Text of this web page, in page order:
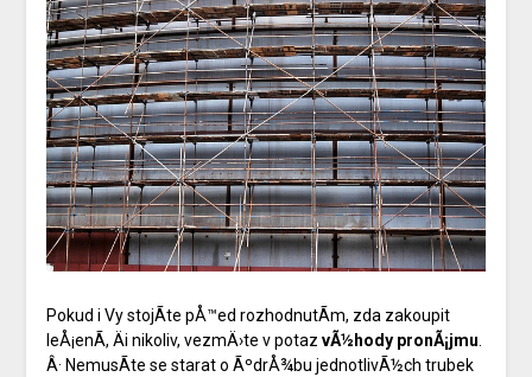
Pokud i Vy stojÃ­te pÅ™ed rozhodnutÃ­m, zda zakoupit
leÅ¡enÃ­, Äi nikoliv, vezmÄ›te v potaz vÃ½hody pronÃ¡jmu
Â· NemusÃ­te se starat o ÃºdrÅ¾bu jednotlivÃ½ch trubek